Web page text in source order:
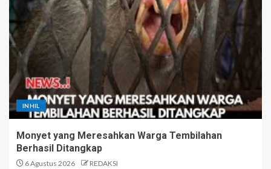
INHIL
Monyet yang Meresahkan Warga Tembilahan
Berhasil Ditangkap
6 Agustus 2026 REDAKSI